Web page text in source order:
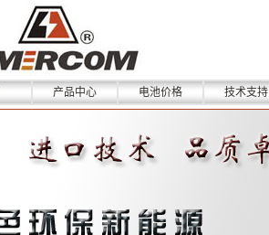
产品中心 电池价格 技术支持